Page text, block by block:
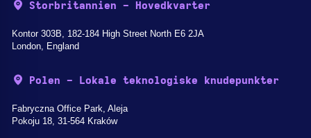
Storbritannien - Hovedkvarter
Kontor 303B, 182-184 High Street North E6 2JA
London, England
Polen - Lokale teknologiske knudepunkter
Fabryczna Office Park, Aleja
Pokoju 18, 31-564 Kraków